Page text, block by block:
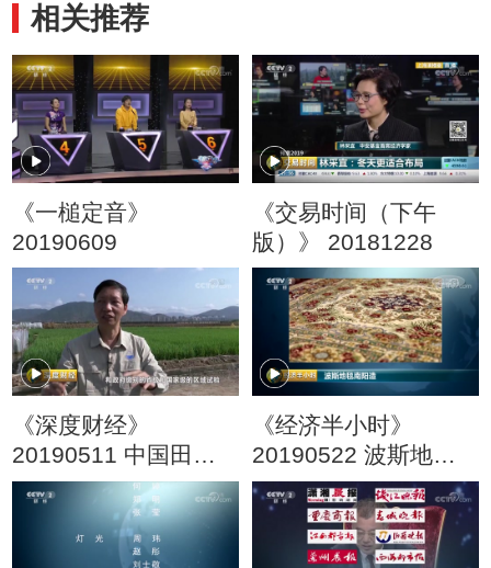
相关推荐
《一槌定音》
20190609
《交易时间（下午
版）》 20181228
《深度财经》
20190511 中国田里
中国种
《经济半小时》
20190522 波斯地毯
南阳造